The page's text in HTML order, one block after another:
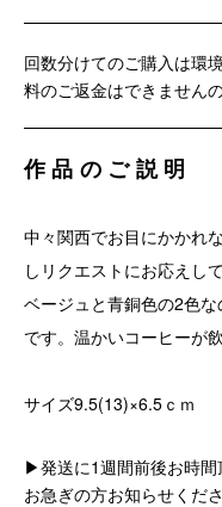
回数分けてのご購入は環
料のご返金はできません
作品のご説明
中々関西でお目にかかれ
しリクエストにお応えし
ベージュと青銅色の2色
です。温かいコーヒーが
サイズ9.5(13)×6.5ｃｍ
▶発送に1週間前後お時
お急ぎの方お知らせくだ